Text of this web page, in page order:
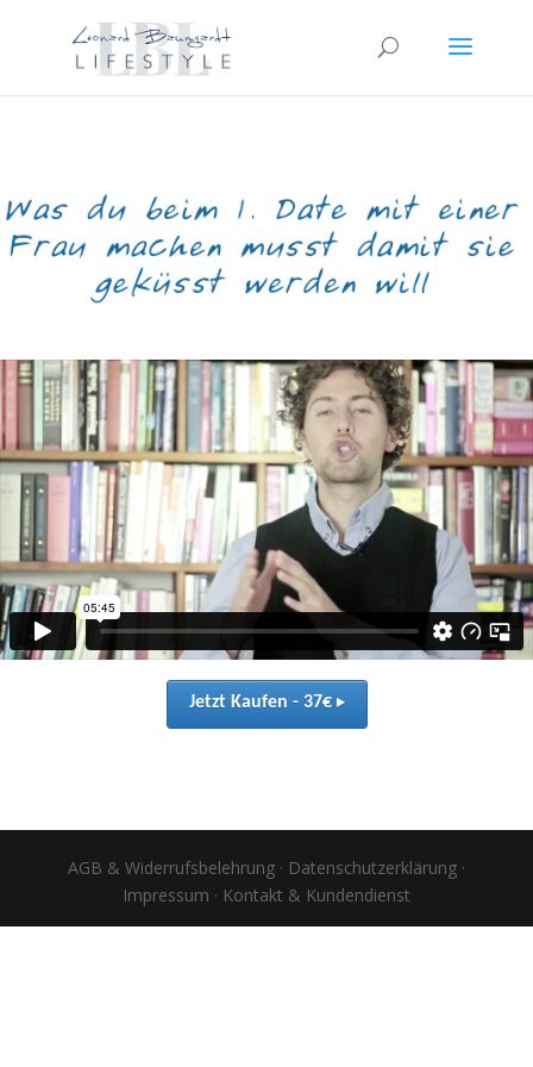
Jetzt Kaufen - 37€ ▸
AGB & Widerrufsbelehrung· Datenschutzerklärung·
Impressum · Kontakt & Kundendienst